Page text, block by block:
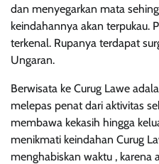
dan menyegarkan mata
keindahannya akan terpukau.
terkenal. Rupanya terdapat
Ungaran.
Berwisata ke Curug Lawe
melepas penat dari aktivitas
membawa kekasih hingga
menikmati keindahan Curug
menghabiskan waktu , karena